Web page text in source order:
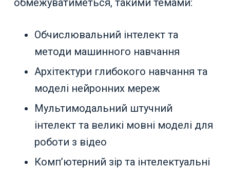
обмежуватиметься, такими темами:
Обчислювальний інтелект та
методи машинного навчання
Архітектури глибокого навчання та
моделі нейронних мереж
Мультимодальний штучний
інтелект та великі мовні моделі для
роботи з відео
Комп’ютерний зір та інтелектуальні